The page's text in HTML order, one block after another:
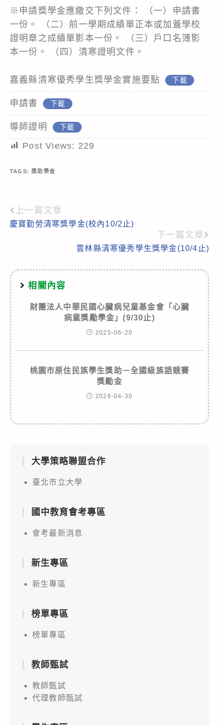
※申請獎學金應繳交下列文件： （一）申請書
一份。 （二）前一學期成績單正本或加蓋學校
證明章之成績單影本一份。 （三）戶口名簿影
本一份。 （四）清寒證明文件。
嘉義縣清寒優秀學生獎學金實施要點 下載
申請書 下載
導師證明 下載
Post Views: 229
TAGS:獎助學金
Read
more
上一篇文章
慶寶勤勞清寒獎學金(校內10/2止)
下一篇文章
雲林縣清寒優秀學生獎學金(10/4止)
相關內容
財團法人中華民國心臟病兒童基金會「心臟
病童獎勵學金」(9/30止)
2025-06-20
桃園市原住民族學生獎助－全國級族語競賽
獎勵金
2026-04-30
大學策略聯盟合作
臺北市立大學
國中教育會考專區
會考最新消息
新生專區
新生專區
榜單專區
榜單專區
教師甄試
教師甄試
代理教師甄試